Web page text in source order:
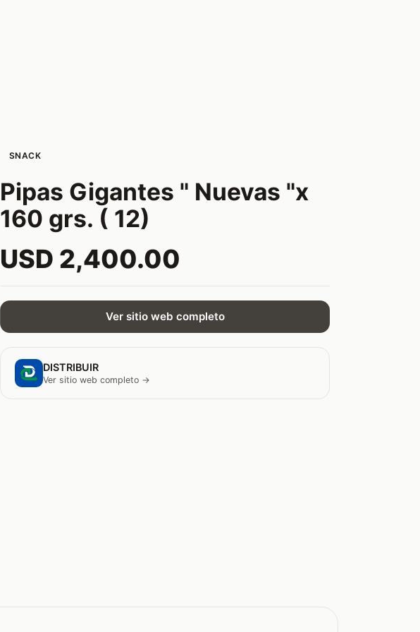
SNACK
Pipas Gigantes " Nuevas "x
160 grs. ( 12)
USD 2,400.00
Ver sitio web completo
DISTRIBUIR
Ver sitio web completo →